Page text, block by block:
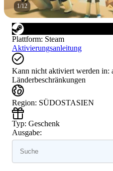
1/12
Plattform: Steam
Aktivierungsanleitung
Kann nicht aktiviert werden in:
Länderbeschränkungen
Region: SÜDOSTASIEN
Typ: Geschenk
Ausgabe: